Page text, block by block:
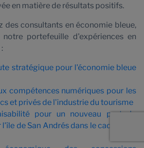
en matière de résultats positifs.
des consultants en économie bleue,
notre portefeuille d'expériences en
stratégique pour l'économie bleue
compétences numériques pour les
et privés de l'industrie du tourisme
pour un nouveau port de
de San Andrés dans le cadre d'un